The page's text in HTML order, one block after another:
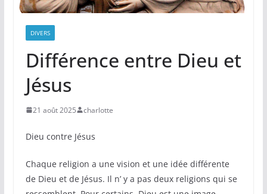
DIVERS
Différence entre Dieu et
Jésus
21 août 2025 charlotte
Dieu contre Jésus
Chaque religion a une vision et une idée différente
de Dieu et de Jésus. Il n’ y a pas deux religions qui se